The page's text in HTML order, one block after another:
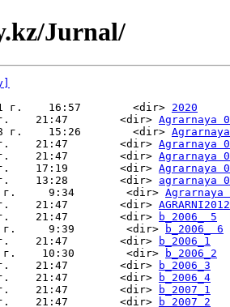
Jurnal/
г.    16:57        <dir>
2020
21:47        <dir>
Agrarnaya
г.    15:26        <dir>
21:47        <dir>
Agrarnaya
21:47        <dir>
Agrarnaya
17:19        <dir>
Agrarnaya
13:28        <dir>
agrarnaya
9:34        <dir>
Agrarnaya
21:47        <dir>
21:47        <dir>
b_2006_ 5
9:39        <dir>
b_2006_ 6
21:47        <dir>
b_2006_1
10:30        <dir>
b_2006_2
21:47        <dir>
b_2006_3
21:47        <dir>
b_2006_4
21:47        <dir>
b_2007_1
21:47        <dir>
b_2007_2